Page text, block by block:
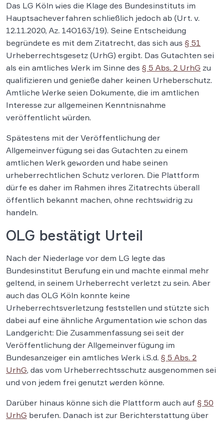
Das LG Köln wies die Klage des Bundesinstituts im
Hauptsacheverfahren schließlich jedoch ab (Urt. v.
12.11.2020, Az. 14O163/19). Seine Entscheidung
begründete es mit dem Zitatrecht, das sich aus § 51
Urheberrechtsgesetz (UrhG) ergibt. Das Gutachten sei
als ein amtliches Werk im Sinne des § 5 Abs. 2 UrhG zu
qualifizieren und genieße daher keinen Urheberschutz.
Amtliche Werke seien Dokumente, die im amtlichen
Interesse zur allgemeinen Kenntnisnahme
veröffentlicht würden.
Spätestens mit der Veröffentlichung der
Allgemeinverfügung sei das Gutachten zu einem
amtlichen Werk geworden und habe seinen
urheberrechtlichen Schutz verloren. Die Plattform
dürfe es daher im Rahmen ihres Zitatrechts überall
öffentlich bekannt machen, ohne rechtswidrig zu
handeln.
OLG bestätigt Urteil
Nach der Niederlage vor dem LG legte das
Bundesinstitut Berufung ein und machte einmal mehr
geltend, in seinem Urheberrecht verletzt zu sein. Aber
auch das OLG Köln konnte keine
Urheberrechtsverletzung feststellen und stützte sich
dabei auf eine ähnliche Argumentation wie schon das
Landgericht: Die Zusammenfassung sei seit der
Veröffentlichung der Allgemeinverfügung im
Bundesanzeiger ein amtliches Werk i.S.d. § 5 Abs. 2
UrhG, das vom Urheberrechtsschutz ausgenommen sei
und von jedem frei genutzt werden könne.
Darüber hinaus könne sich die Plattform auch auf § 50
UrhG berufen. Danach ist zur Berichterstattung über